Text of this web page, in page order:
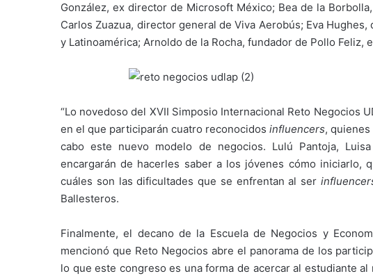
González, ex director de Microsoft México; Bea de la Borbolla,
Carlos Zuazua, director general de Viva Aerobús; Eva
y Latinoamérica; Arnoldo de la Rocha, fundador de Pollo Feliz,
“Lo novedoso del XVII Simposio Internacional Reto Negocios
en el que participarán cuatro reconocidosinfluencers,
cabo este nuevo modelo de negocios. Lulú Pantoja,
encargarán de hacerles saber a los jóvenes cómo iniciarlo,
cuáles son las dificultades que se enfrentan al ser
Ballesteros.
Finalmente, el decano de la Escuela de Negocios y
mencionó que Reto Negocios abre el panorama de los
lo que este congreso es una forma de acercar al estudiante